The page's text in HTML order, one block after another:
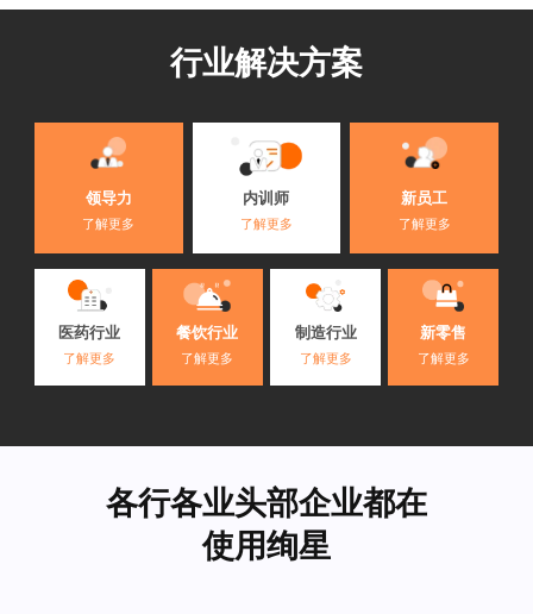
行业解决方案
领导力
了解更多
内训师
了解更多
新员工
了解更多
医药行业
了解更多
餐饮行业
了解更多
制造行业
了解更多
新零售
了解更多
各行各业头部企业都在
使用绚星